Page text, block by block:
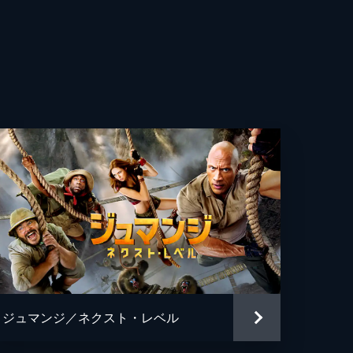
クス・ウルフ
ン・ターナー
エヴァン・ジャクソン
ク・カスダン
・ソマーズ
ジュマンジ／ネクスト・レベル